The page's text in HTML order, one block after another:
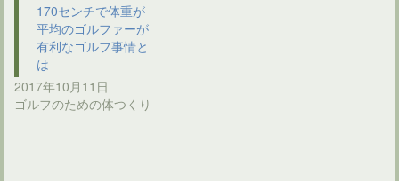
170センチで体重が
平均のゴルファーが
有利なゴルフ事情と
は
2017年10月11日
ゴルフのための体つくり